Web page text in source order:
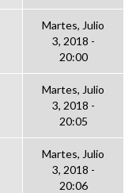
Martes, Julio
3, 2018 -
20:00
Martes, Julio
3, 2018 -
20:05
Martes, Julio
3, 2018 -
20:06